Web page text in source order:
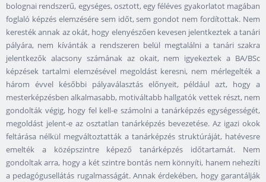
bolognai rendszerű, egységes, osztott, egy féléves gyakorlatot magában
foglaló képzés elemzésére sem időt, sem gondot nem fordítottak. Nem
keresték annak az okát, hogy elenyészően kevesen jelentkeztek a tanári
pályára, nem kívánták a rendszeren belül megtalálni a tanári szakra
jelentkezők alacsony számának az okait, nem igyekeztek a BA/BSc
képzések tartalmi elemzésével megoldást keresni, nem mérlegelték a
három évvel későbbi pályaválasztás előnyeit, például azt, hogy a
mesterképzésben alkalmasabb, motiváltabb hallgatók vettek részt, nem
gondolták végig, hogy fel kell-e számolni a tanárképzés egységességét,
megoldást jelent-e az osztatlan tanárképzés bevezetése. Az igazi okok
feltárása nélkül megváltoztatták a tanárképzés struktúráját, hatévesre
emelték a középszintre képező tanárképzés időtartamát. Nem
gondoltak arra, hogy a két szintre bontás nem könnyíti, hanem nehezíti
a pedagógusellátás rugalmasságát. Annak érdekében, hogy garantálják